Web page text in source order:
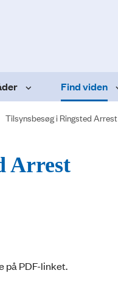
Find viden
Tilsynsbesøg i Ringsted Arrest
Arrest
på PDF-linket.